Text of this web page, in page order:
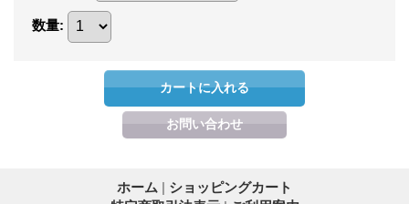
数量:
ホーム | ショッピングカート